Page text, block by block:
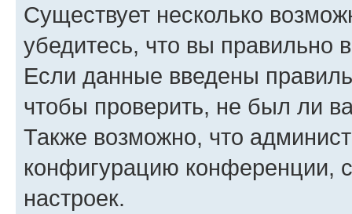
Существует несколько
убедитесь, что вы правильно
Если данные введены
чтобы проверить, не был ли
Также возможно, что
конфигурацию конференции,
настроек.